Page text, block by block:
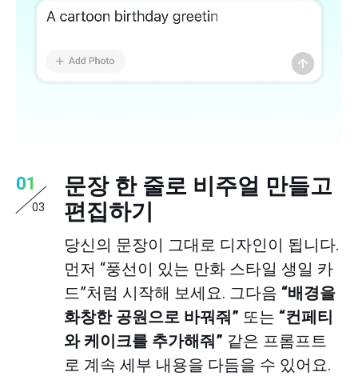
01
03
문장 한 줄로 비주얼 만들고
편집하기
당신의 문장이 그대로 디자인이 됩니다.
먼저 “풍선이 있는 만화 스타일 생일 카
드”처럼 시작해 보세요. 그다음 “배경을
화창한 공원으로 바꿔줘” 또는 “컨페티
와 케이크를 추가해줘” 같은 프롬프트
로 계속 세부 내용을 다듬을 수 있어요.